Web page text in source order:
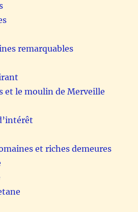
remarquables
et le moulin de Merveille
et riches demeures